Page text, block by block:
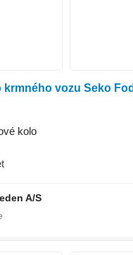
krmného vozu Seko
kolo
A/S